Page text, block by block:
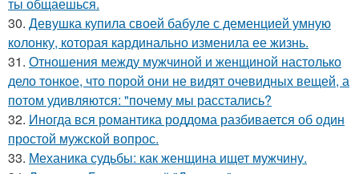
30. Девушка купила своей бабуле с деменцией умную
колонку, которая кардинально изменила ее жизнь.
31. Отношения между мужчиной и женщиной настолько
дело тонкое, что порой они не видят очевидных вещей, а
потом удивляются: "почему мы расстались?
32. Иногда вся романтика роддома разбивается об один
простой мужской вопрос.
33. Механика судьбы: как женщина ищет мужчину.